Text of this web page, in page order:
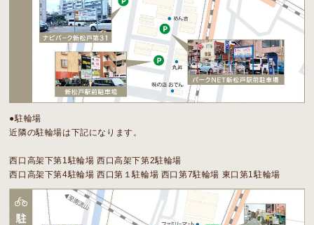
●駐輪場
近隣の駐輪場は下記になります。
西口高架下第1駐輪場 西口高架下第2駐輪場
西口高架下第4駐輪場 西口第１駐輪場 西口第7駐輪場 東口第1駐輪場